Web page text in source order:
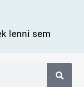
lenni sem